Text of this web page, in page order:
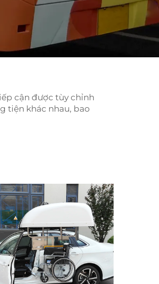
cận được tùy chỉnh
tiện khác nhau, bao